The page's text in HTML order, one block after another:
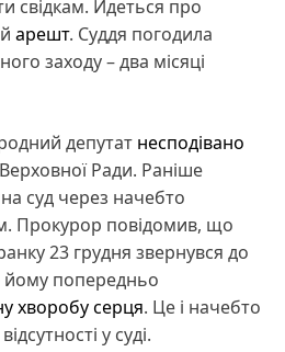
свідкам. Йдеться про
арешт. Суддя погодила
заходу – два місяці
депутат несподівано
Верховної Ради. Раніше
суд через начебто
Прокурор повідомив, що
23 грудня звернувся до
йому попередньо
хворобу серця. Це і начебто
у суді.